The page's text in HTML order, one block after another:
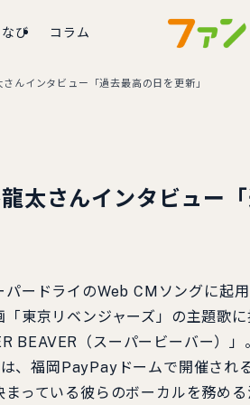
なび コラム
んインタビュー「過去最高の日を更新」
太さんインタビュー
ードライのWeb CMソングに起
東京リベンジャーズ」の主題歌
BEAVER（スーパービーバー）
、福岡PayPayドームで開催され
っている彼らのボーカルを務め